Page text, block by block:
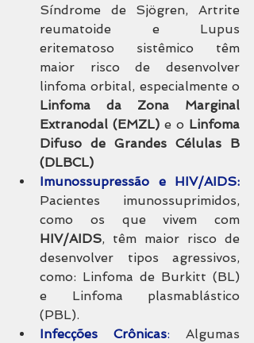
Síndrome de Sjögren, Artrite
reumatoide e Lupus
eritematoso sistêmico têm
maior risco de desenvolver
Linfoma da Zona Marginal
Extranodal (EMZL) e o Linfoma
Difuso de Grandes Células B
(DLBCL)
Pacientes imunossuprimidos,
HIV/AIDS, têm maior risco de
desenvolver tipos agressivos,
como: Linfoma de Burkitt (BL)
e Linfoma plasmablástico
(PBL).
Infecções Crônicas: Algumas